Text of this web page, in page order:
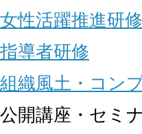
女性活躍推進研修
指導者研修
組織風土・コン
公開講座・セミ